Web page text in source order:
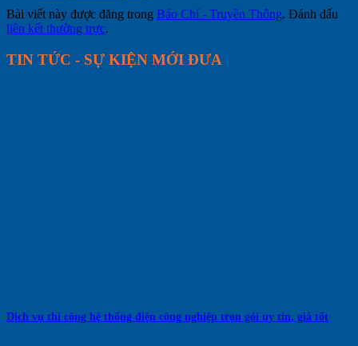
Bài viết này được đăng trong Báo Chí - Truyền Thông. Đánh dấu
liên kết thường trực.
TIN TỨC - SỰ KIỆN MỚI ĐƯA
Dịch vụ thi công hệ thống điện công nghiệp trọn gói uy tín, giá tốt